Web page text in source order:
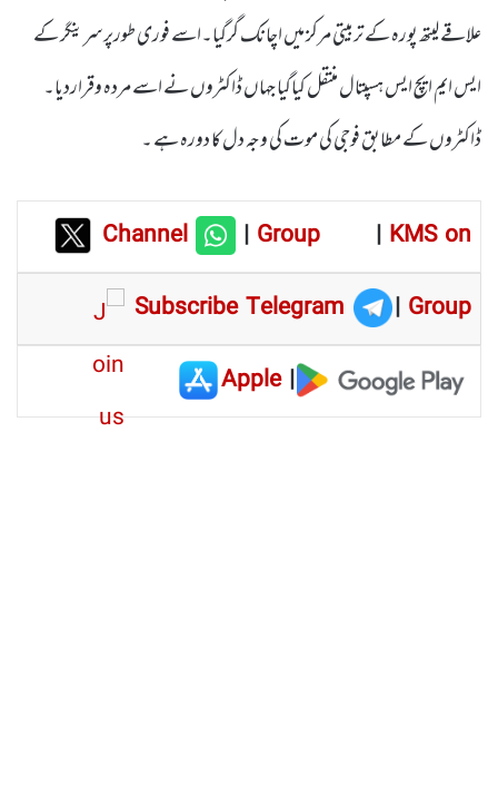
علاقے لیتھ پورہ کے تربیتی مرکز میں اچانک گرگیا۔اسے فوری طورپر سرینگر کے
ایس ایم ایچ ایس ہسپتال منتقل کیاگیا جہاں ڈاکٹروں نے اسے مردہ وقراردیا۔
ڈاکٹروں کے مطابق فوجی کی موت کی وجہ دل کا دورہ ہے ۔
Channel |Group | KMS on
Subscribe Telegram
| Group
|
Apple